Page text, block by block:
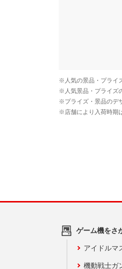
ゲーム機をさ
アイドルマ
機動戦士ガ